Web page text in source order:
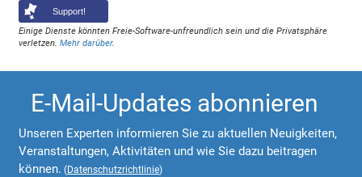
Support!
Einige Dienste könnten Freie-Software-unfreundlich sein und die Privatsphäre
verletzen.Mehr darüber.
E-Mail-Updates abonnieren
Unseren Experten informieren Sie zu aktuellen Neuigkeiten,
Veranstaltungen, Aktivitäten und wie Sie dazu beitragen
können. (Datenschutzrichtlinie)